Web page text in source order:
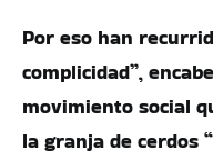
Por eso han
complicidad”,
movimiento social
la granja de cerdos